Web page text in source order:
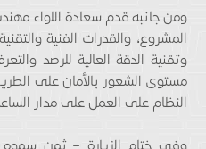
ومن جانبه قدم سعادة اللواء
المشروع، والقدرات الفنية
وتقنية الدقة العالية للرصد
النظام على العمل على مدار الساعة (24/7)، وتحت كافة الظروف